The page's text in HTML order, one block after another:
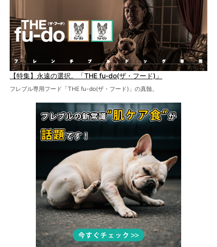
【特集】永遠の選択。「THE fu-do(ザ・フード)」
フレブル専用フード「THE fu-do(ザ・フード)」の真髄。